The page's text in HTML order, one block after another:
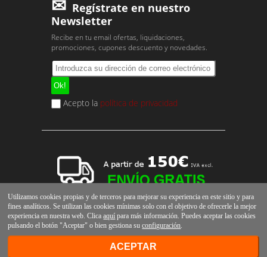
Regístrate en nuestro
Newsletter
Recibe en tu email ofertas, liquidaciones,
promociones, cupones descuento y novedades.
Acepto la política de privacidad
Utilizamos cookies propias y de terceros para mejorar su experiencia en este sitio y para
fines analíticos. Se utilizan las cookies mínimas solo con el objetivo de ofrecerle la mejor
experiencia en nuestra web. Clicaaquí para más información. Puedes aceptar las cookies
pulsando el botón "Aceptar" o bien gestiona suconfiguración.
ACEPTAR